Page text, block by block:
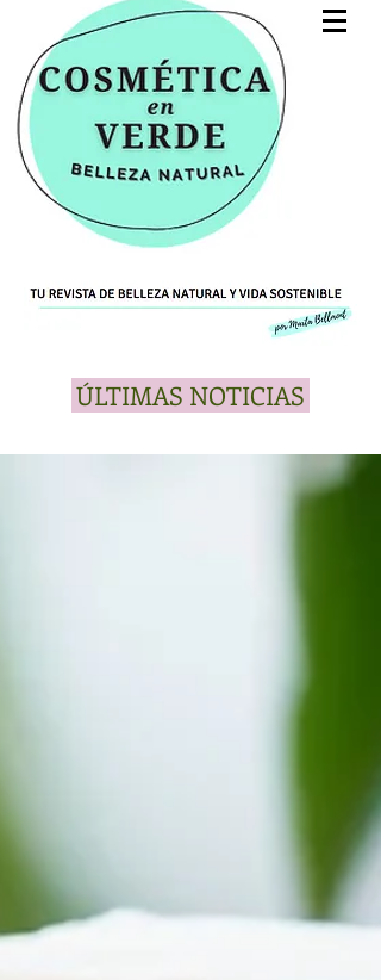
ÚLTIMAS NOTICIAS